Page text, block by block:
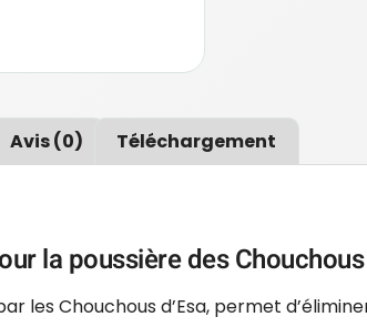
Avis (0) Téléchargement
la poussière des Chouchous
les Chouchous d’Esa, permet